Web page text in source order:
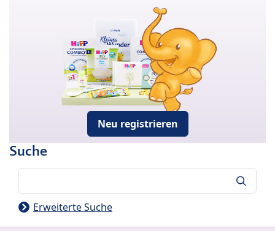
Neu registrieren
Suche
Erweiterte Suche